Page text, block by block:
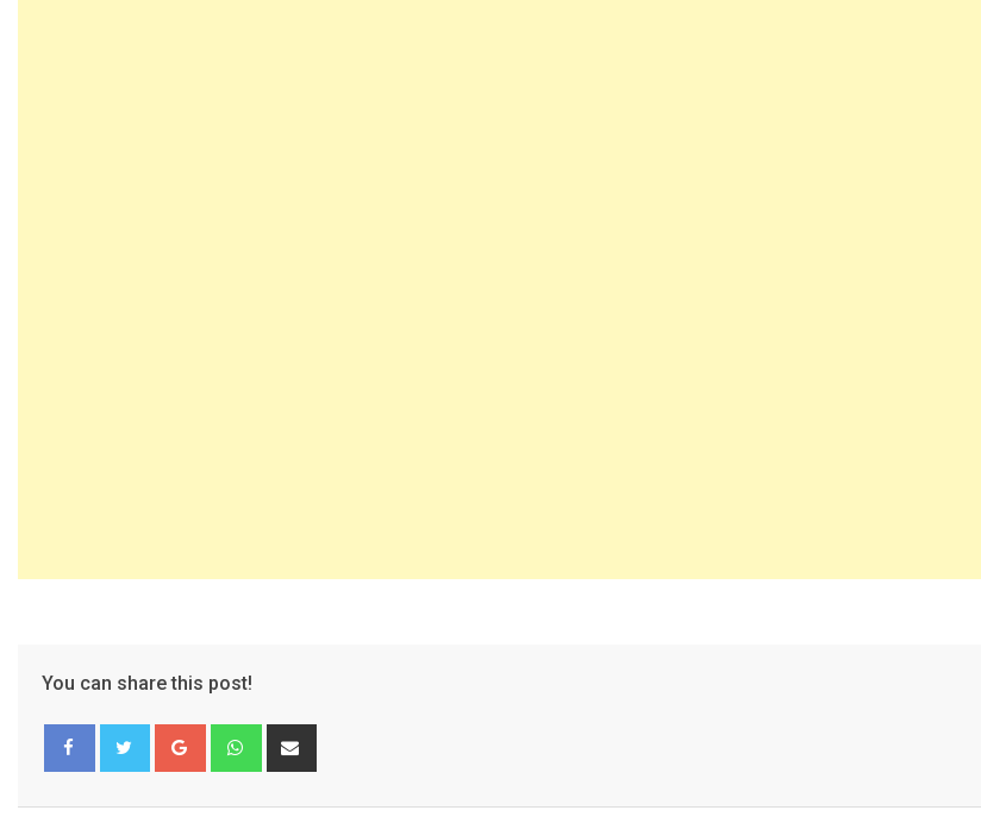
You can share this post!
Google+ Whatsapp